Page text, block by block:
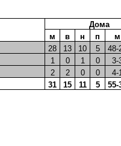
Дома
м
в н п
м
28 13 10 5
48-
1 0 1 0
3-
2 2 0 0
4-
31 15 11 5 55-